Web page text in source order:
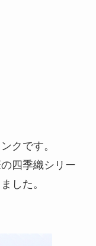
クです。
四季織シリー
した。